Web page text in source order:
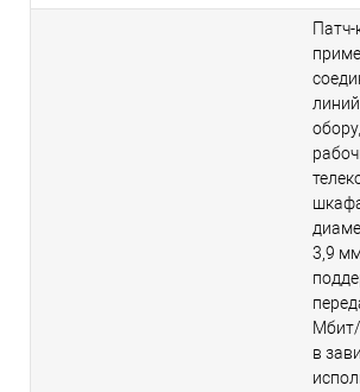
Патч-
3,9
Мбит/
в